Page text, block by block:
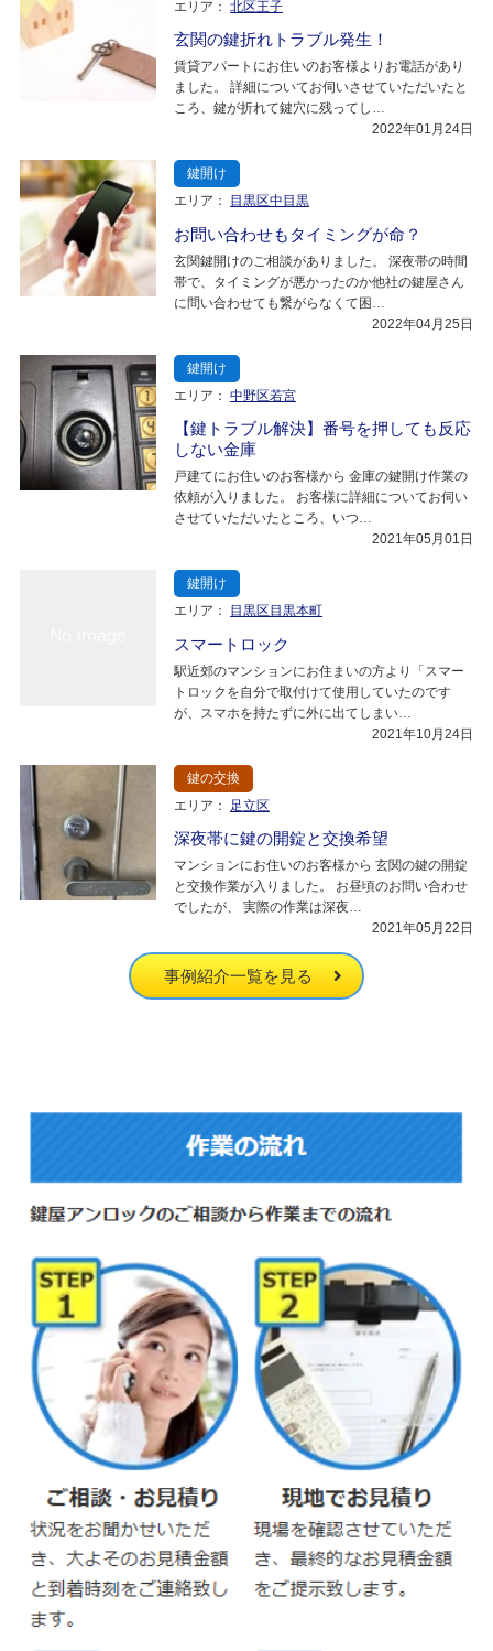
エリア： 北区王子
玄関の鍵折れトラブル発生！
賃貸アパートにお住いのお客様よりお電話があり
ました。 詳細についてお伺いさせていただいたと
ころ、鍵が折れて鍵穴に残ってし…
2022年01月24日
鍵開け
エリア：
目黒区中目黒
お問い合わせもタイミングが命？
玄関鍵開けのご相談がありました。 深夜帯の時間
帯で、タイミングが悪かったのか他社の鍵屋さん
に問い合わせても繋がらなくて困…
2022年04月25日
鍵開け
エリア： 中野区若宮
【鍵トラブル解決】番号を押しても反応
しない金庫
戸建てにお住いのお客様から 金庫の鍵開け作業の
依頼が入りました。 お客様に詳細についてお伺い
させていただいたところ、いつ…
2021年05月01日
鍵開け
エリア：
目黒区目黒本町
スマートロック
駅近郊のマンションにお住まいの方より「スマー
トロックを自分で取付けて使用していたのです
が、スマホを持たずに外に出てしまい…
2021年10月24日
鍵の交換
エリア：
足立区
深夜帯に鍵の開錠と交換希望
マンションにお住いのお客様から 玄関の鍵の開錠
と交換作業が入りました。 お昼頃のお問い合わせ
でしたが、 実際の作業は深夜…
2021年05月22日
事例紹介一覧を見る